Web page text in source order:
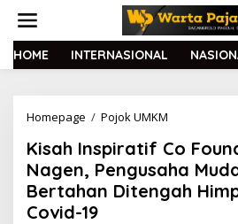
t
HOME INTERNASIONAL
Homepage / Pojok UMKM
s
a
h
I
Kisah Inspiratif Co
Nagen, Pengusaha
Bertahan Ditengah
Covid-19